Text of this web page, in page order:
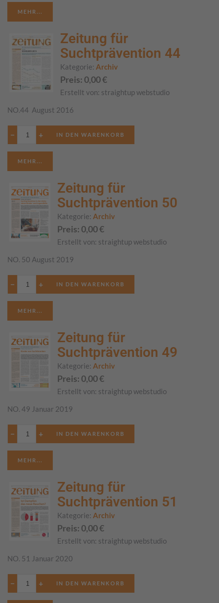
MEHR...
Zeitung für
Suchtprävention 44
Kategorie: Archiv
Preis: 0,00€
Erstellt von: straightup webstudio
NO.44 August 2016
− +
MEHR...
Zeitung für
Suchtprävention 50
Kategorie: Archiv
Preis: 0,00€
Erstellt von: straightup webstudio
NO. 50 August 2019
− +
MEHR...
Zeitung für
Suchtprävention 49
Kategorie: Archiv
Preis: 0,00€
Erstellt von: straightup webstudio
NO. 49 Januar 2019
− +
MEHR...
Zeitung für
Suchtprävention 51
Kategorie: Archiv
Preis: 0,00€
Erstellt von: straightup webstudio
NO. 51 Januar 2020
− +